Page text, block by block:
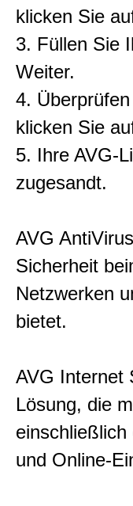
klicken Sie
3. Füllen Sie
Weiter.
4.
klicken Sie
5. Ihre AVG-
zugesandt.
AVG
Sicherheit
Netzwerken
bietet.
AVG Internet
Lösung, die
und Online-